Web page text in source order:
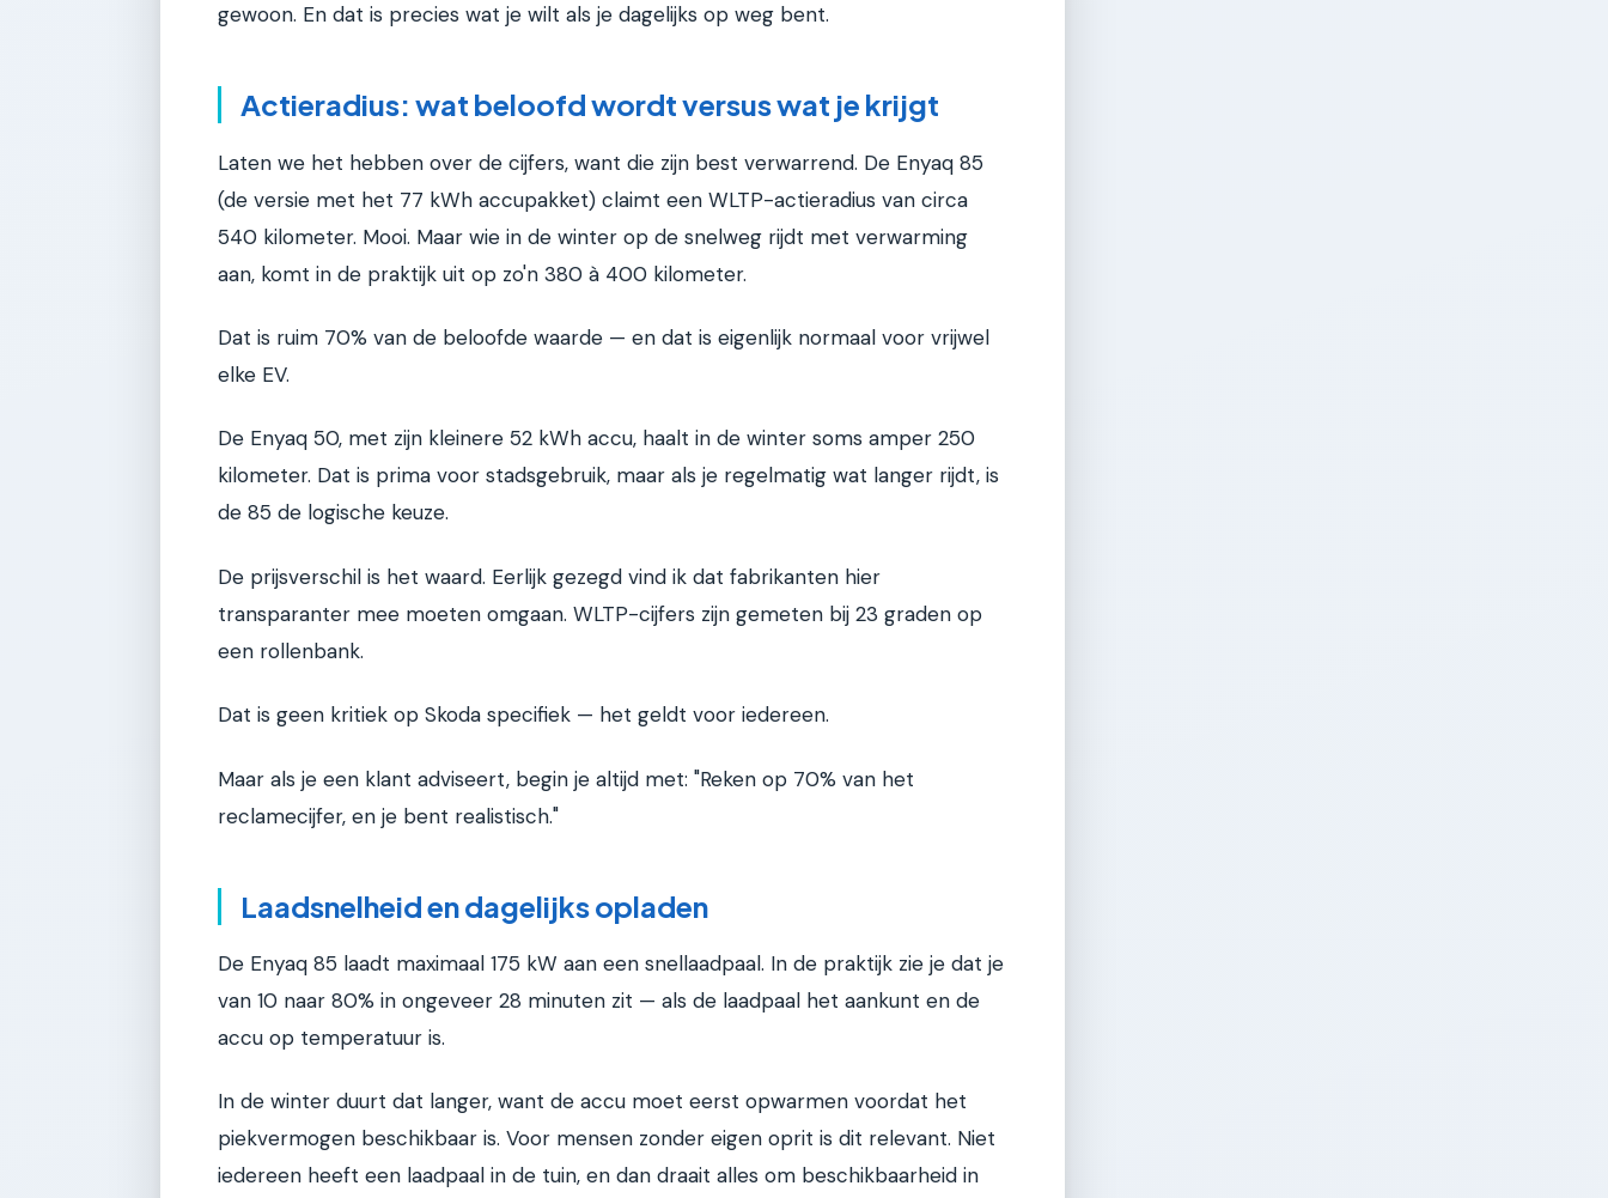
gewoon. En dat is precies wat je wilt als je dagelijks op weg bent.
Actieradius: wat beloofd wordt versus wat je krijgt
Laten we het hebben over de cijfers, want die zijn best verwarrend. De Enyaq 85
(de versie met het 77 kWh accupakket) claimt een WLTP-actieradius van circa
540 kilometer. Mooi. Maar wie in de winter op de snelweg rijdt met verwarming
aan, komt in de praktijk uit op zo'n 380 à 400 kilometer.
Dat is ruim 70% van de beloofde waarde — en dat is eigenlijk normaal voor vrijwel
elke EV.
De Enyaq 50, met zijn kleinere 52 kWh accu, haalt in de winter soms amper 250
kilometer. Dat is prima voor stadsgebruik, maar als je regelmatig wat langer rijdt, is
de 85 de logische keuze.
De prijsverschil is het waard. Eerlijk gezegd vind ik dat fabrikanten hier
transparanter mee moeten omgaan. WLTP-cijfers zijn gemeten bij 23 graden op
een rollenbank.
Dat is geen kritiek op Skoda specifiek — het geldt voor iedereen.
Maar als je een klant adviseert, begin je altijd met: "Reken op 70% van het
reclamecijfer, en je bent realistisch."
Laadsnelheid en dagelijks opladen
De Enyaq 85 laadt maximaal 175 kW aan een snellaadpaal. In de praktijk zie je dat je
van 10 naar 80% in ongeveer 28 minuten zit — als de laadpaal het aankunt en de
accu op temperatuur is.
In de winter duurt dat langer, want de accu moet eerst opwarmen voordat het
piekvermogen beschikbaar is. Voor mensen zonder eigen oprit is dit relevant. Niet
iedereen heeft een laadpaal in de tuin, en dan draait alles om beschikbaarheid in